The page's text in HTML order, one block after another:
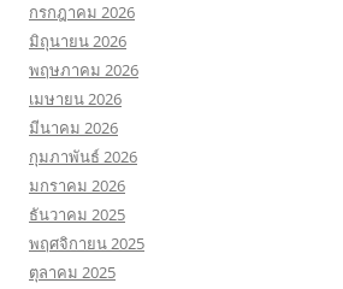
กรกฎาคม 2026
มิถุนายน 2026
พฤษภาคม 2026
เมษายน 2026
มีนาคม 2026
กุมภาพันธ์ 2026
มกราคม 2026
ธันวาคม 2025
พฤศจิกายน 2025
ตุลาคม 2025